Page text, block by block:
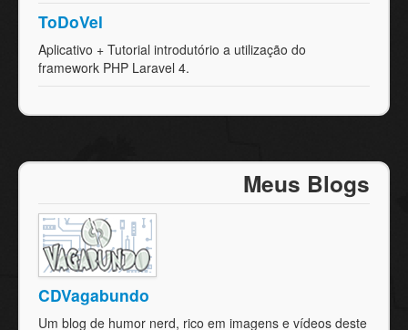
ToDoVel
Aplicativo + Tutorial introdutório a utilização do
framework PHP Laravel 4.
Meus Blogs
CDVagabundo
Um blog de humor nerd, rico em imagens e vídeos deste